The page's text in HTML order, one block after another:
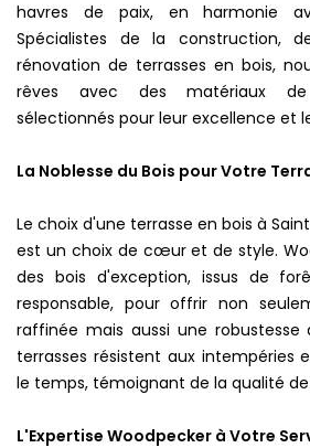
havres de paix, en harmonie
Spécialistes de la construction,
rénovation de terrasses en bois,
rêves avec des matériaux
sélectionnés pour leur excellence et
La Noblesse du Bois pour Votre
Le choix d'une terrasse en bois à
est un choix de cœur et de style.
des bois d'exception, issus de
responsable, pour offrir non
raffinée mais aussi une robustesse
terrasses résistent aux intempéries
le temps, témoignant de la qualité
L'Expertise Woodpecker à Votre